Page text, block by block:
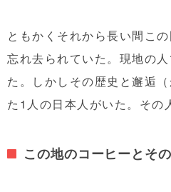
ともかくそれから長い間こ
忘れ去られていた。現地の
た。しかしその歴史と邂逅
た1人の日本人がいた。その
この地のコーヒーとそ